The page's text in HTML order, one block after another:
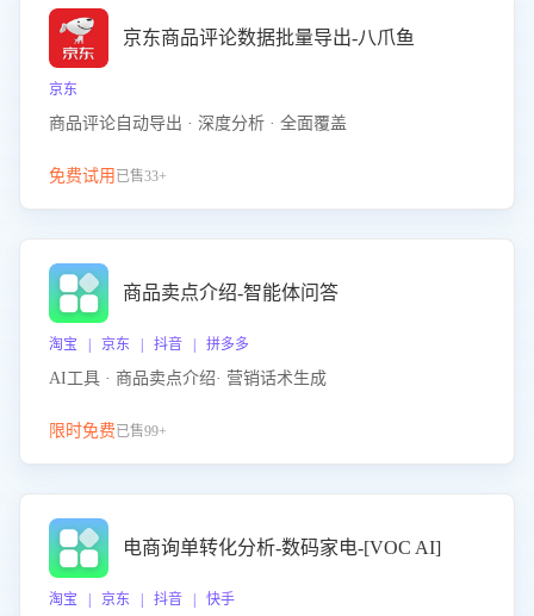
京东商品评论数据批量导出-八爪鱼
京东
商品评论自动导出 · 深度分析 · 全面覆盖
免费试用 已售33+
商品卖点介绍-智能体问答
淘宝 | 京东 | 抖音 | 拼多多
AI工具 · 商品卖点介绍· 营销话术生成
限时免费已售99+
电商询单转化分析-数码家电-[VOC AI]
淘宝 | 京东 | 抖音 | 快手